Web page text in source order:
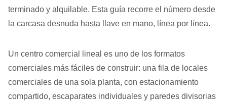
terminado y alquilable. Esta guía recorre el número desde
la carcasa desnuda hasta llave en mano, línea por línea.
Un centro comercial lineal es uno de los formatos
comerciales más fáciles de construir: una fila de locales
comerciales de una sola planta, con estacionamiento
compartido, escaparates individuales y paredes divisorias